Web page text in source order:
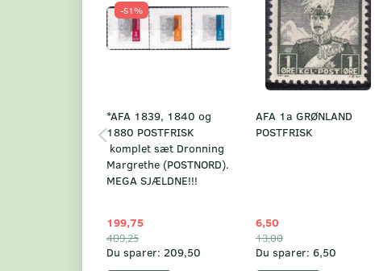
-51%
*AFA 1839, 1840 og
1880 POSTFRISK
komplet sæt Dronning
Margrethe (POSTNORD).
MEGA SJÆLDNE!!!
199,75
409,25
Du sparer: 209,50
AFA 1a GRØNLAND
POSTFRISK
6,50
13,00
Du sparer: 6,50